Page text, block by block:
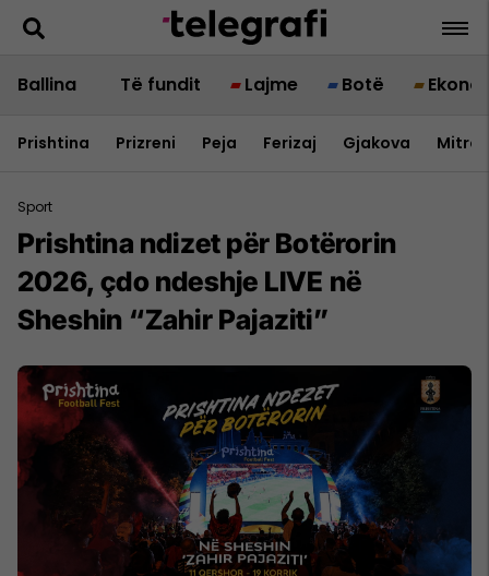
Ballina Të fundit Lajme Botë
Prishtina Prizreni Peja Ferizaj Gjakova
Sport
Prishtina ndizet për Botërorin
2026, çdo ndeshje LIVE në
Sheshin “Zahir Pajaziti”